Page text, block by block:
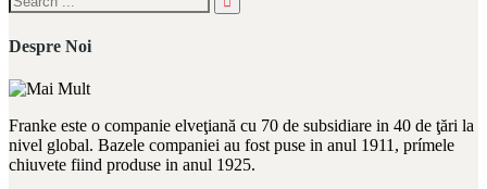
Despre Noi
Franke este o companie elveţiană cu 70 de subsidiare in 40 de ţări la
nivel global. Bazele companiei au fost puse in anul 1911, prímele
chiuvete fiind produse in anul 1925.